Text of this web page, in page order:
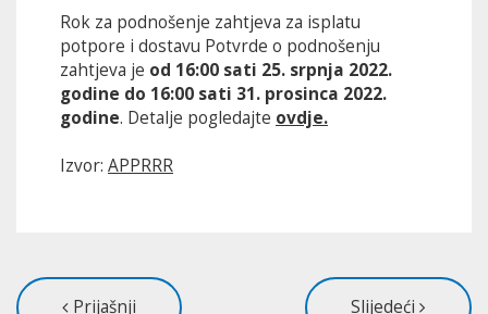
Rok za podnošenje zahtjeva za isplatu
potpore i dostavu Potvrde o podnošenju
zahtjeva je od 16:00 sati 25. srpnja 2022.
godine do 16:00 sati 31. prosinca 2022.
godine. Detalje pogledajte ovdje.
Izvor: APPRRR
Prijašnji Slijedeći